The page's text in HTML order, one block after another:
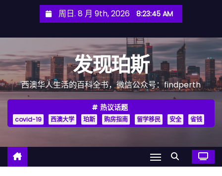
周日. 8 月 9th, 2026 8:23:47 AM
发现珀斯
西澳华人生活的百科全书，微信公众号：findperth
热议话题
covid-19 西澳大学 珀斯 购房指南 留学移民 安全 省钱